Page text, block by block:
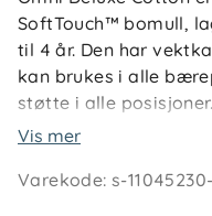
SoftTouch™ bomull,
til 4 år. Den har
kan brukes i alle
støtte i alle posisjoner.
å justere, og
Vis mer
Varekode:s-